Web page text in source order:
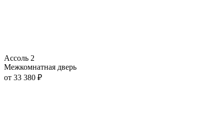
Ассоль 2
Межкомнатная дверь
от 33 380 ₽